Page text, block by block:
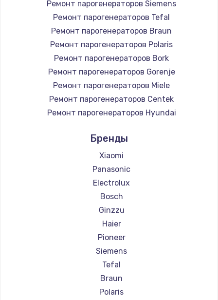
1100 руб.
Заказать
Настройка Wi-Fi
745 руб.
Заказать
Замена вебкамеры
Заказать
Установка драйверов
350 руб.
Заказать
Замена жесткого диска
500 руб.
Заказать
Ремонт цепей питания
Ремонт парогенераторов Siemens
Ремонт парогенераторов Tefal
Ремонт парогенераторов Braun
Ремонт парогенераторов Polaris
Ремонт парогенераторов Bork
Ремонт парогенераторов Gorenje
Ремонт парогенераторов Miele
Ремонт парогенераторов Centek
Ремонт парогенераторов Hyundai
Ремонт парогенераторов DELTA
Ремонт парогенераторов Silter
Ремонт парогенераторов Chayka
Ремонт парогенераторов Beko
Ремонт парогенераторов Vivitek
Ремонт парогенераторов RED solution
Бренды
Xiaomi
Panasonic
Electrolux
Bosch
Ginzzu
Haier
Pioneer
Siemens
Tefal
Braun
Polaris